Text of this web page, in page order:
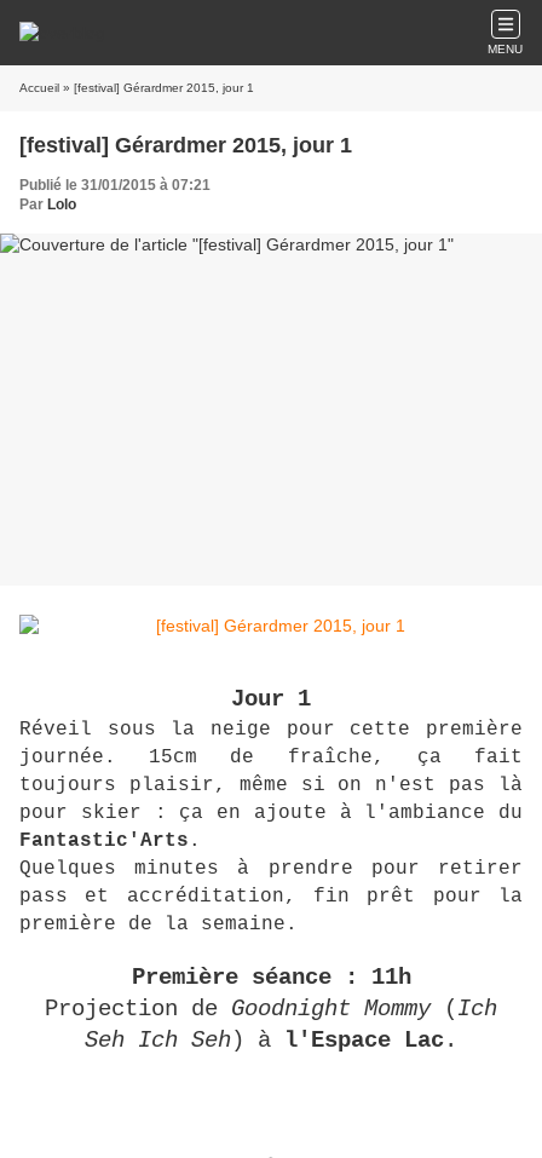
MENU
Accueil » [festival] Gérardmer 2015, jour 1
[festival] Gérardmer 2015, jour 1
Publié le 31/01/2015 à 07:21
Par Lolo
Jour 1
Réveil sous la neige pour cette première
journée. 15cm de fraîche, ça fait
toujours plaisir, même si on n'est pas là
pour skier : ça en ajoute à l'ambiance du
Fantastic'Arts .
Quelques minutes à prendre pour retirer
pass et accréditation, fin prêt pour la
première de la semaine.
Première séance : 11h
Projection de Goodnight Mommy(Ich
Seh Ich Seh) à l'Espace Lac.